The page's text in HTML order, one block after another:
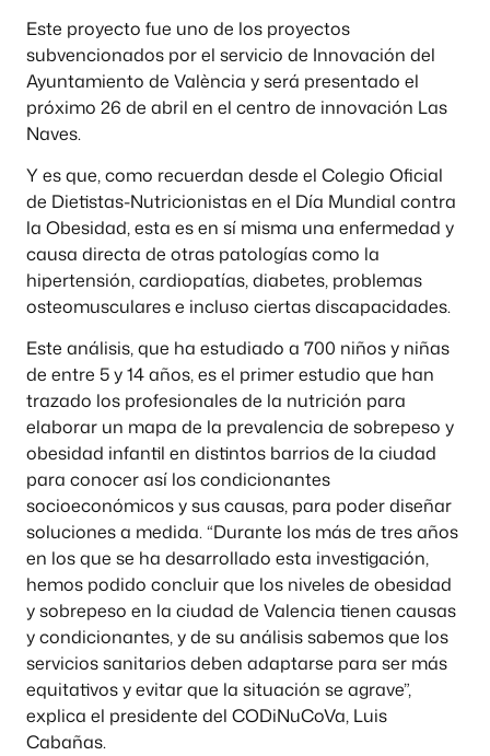
Este proyecto fue uno de los proyectos
subvencionados por el servicio de Innovación del
Ayuntamiento de València y será presentado el
próximo 26 de abril en el centro de innovación Las
Naves.
Y es que, como recuerdan desde el Colegio Oficial
de Dietistas-Nutricionistas en el Día Mundial contra
la Obesidad, esta es en sí misma una enfermedad y
causa directa de otras patologías como la
hipertensión, cardiopatías, diabetes, problemas
osteomusculares e incluso ciertas discapacidades.
Este análisis, que ha estudiado a 700 niños y niñas
de entre 5 y 14 años, es el primer estudio que han
trazado los profesionales de la nutrición para
elaborar un mapa de la prevalencia de sobrepeso y
obesidad infantil en distintos barrios de la ciudad
para conocer así los condicionantes
socioeconómicos y sus causas, para poder diseñar
soluciones a medida. “Durante los más de tres años
en los que se ha desarrollado esta investigación,
hemos podido concluir que los niveles de obesidad
y sobrepeso en la ciudad de Valencia tienen causas
y condicionantes, y de su análisis sabemos que los
servicios sanitarios deben adaptarse para ser más
equitativos y evitar que la situación se agrave”,
explica el presidente del CODiNuCoVa, Luis
Cabañas.